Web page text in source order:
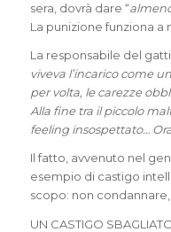
sera, dovrà dare “
La punizione funziona a
La responsabile del
viveva l’incarico come
per volta, le carezze
Alla fine tra il piccolo
feeling insospettato…
Il fatto, avvenuto nel
esempio di castigo
scopo: non
UN CASTIGO